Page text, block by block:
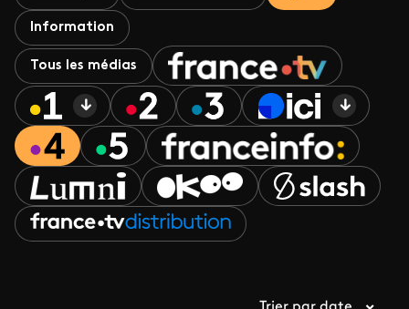
Information
Tous les médias